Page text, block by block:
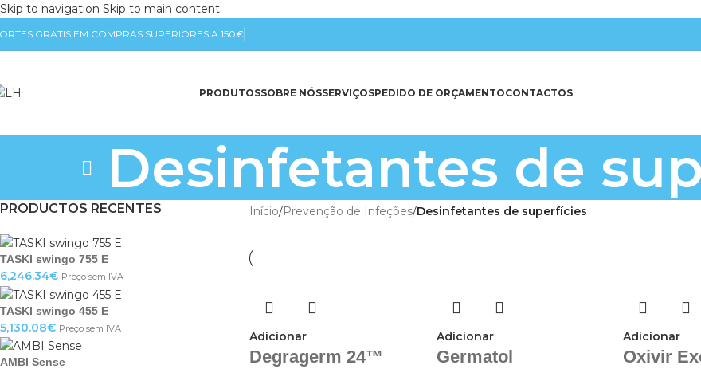
Skip to navigation Skip to main content
GRATIS EM COMPRAS SUPERIORES A 150€
PRODUTOSSOBRE NÓSSERVIÇOSPEDIDO DE ORÇAMENTOCONTACTOS
Desinfetantes de
PRODUCTOS RECENTES
TASKI swingo 755 E
6,246.34€ Preço sem IVA
TASKI swingo 455 E
5,130.08€ Preço sem IVA
AMBI Sense
Início/Prevenção de Infeções/Desinfetantes de superfícies
Adicionar
Degragerm 24™
Adicionar
Germatol
Adicionar
Oxivir